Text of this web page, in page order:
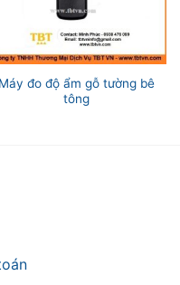
Máy đo độ ẩm gỗ tường bê
tông